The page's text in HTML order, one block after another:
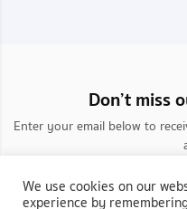
Don’t miss
Enter your email below to
We use cookies on our
experience by